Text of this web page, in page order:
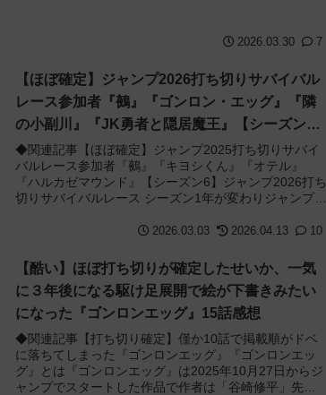
2026.03.30 7
【ほぼ確定】ジャンプ2026打ち切りサバイバル
レース参加者『鵺』『ゴンロン・エッグ』『隣
の小副川』『JK勇者と隠居魔王』【シーズン
1】
◆関連記事【ほぼ確定】ジャンプ2025打ち切りサバイ
バルレース参加者『鵺』『キヨシくん』『オテル』
『ハルカゼマウンド』【シーズン6】ジャンプ2026打ち
切りサバイバルレース シーズン1年が変わりジャンプで
2026.03.03 2026.04.13 10
【酷い】ほぼ打ち切りが確定したせいか、一気
に３年後になる駆け足展開で絵が下書きみたい
になった『ゴンロンエッグ』15話感想
◆関連記事【打ち切り確定】僅か10話で掲載順がドベ
に落ちてしまった『ゴンロンエッグ』『ゴンロンエッ
グ』とは『ゴンロンエッグ』は2025年10月27日からジ
ャンプでスタートした作品で作者は「谷崎修平」先